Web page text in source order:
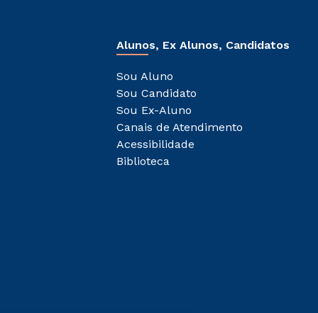
Alunos, Ex Alunos, Candidatos
Sou Aluno
Sou Candidato
Sou Ex-Aluno
Canais de Atendimento
Acessibilidade
Biblioteca